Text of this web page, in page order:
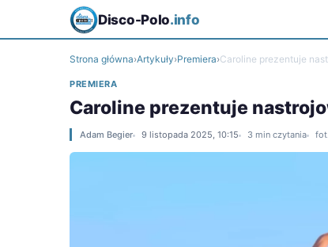
Disco-Polo.info
Strona główna›Artykuły›Premiera›Caroline prezentuje
PREMIERA
Caroline prezentuje
Adam Begier 9 listopada 2025, 10:15 3 min czytania